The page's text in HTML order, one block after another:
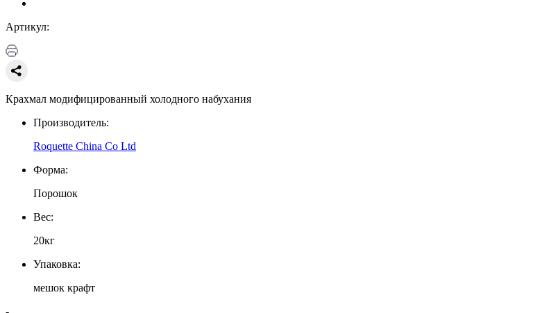
Артикул:
Крахмал модифицированный холодного набухания
Производитель:
Roquette China Co Ltd
Форма:
Порошок
Вес:
20кг
Упаковка:
мешок крафт